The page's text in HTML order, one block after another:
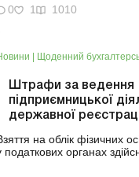
становищі.
обладнання (апаратура)
в цю апаратуру
0 1 1010
| Щоденний
Штрафи за ведення
підприємницької
державної
на облік фізичних
податкових органах